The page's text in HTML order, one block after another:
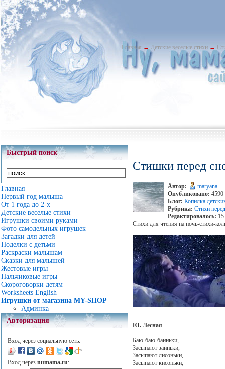
Главная → Детские веселые стихи →
Быстрый поиск
Главная
Первый год малыша
От 1 года до 2-х
Детские веселые стихи
Игрушки своими руками
Фото самодельных игрушек
Загадки для детей
Поделки с детьми
Раскраски малышам
Сказки для малышей
Жестовые игры
Пальчиковые игры
Скороговорки детям
Worksheets English
Игрушки от магазина MY-SHOP
Админка
Авторизация
Вход через социальную сеть:
Вход через numama.ru:
Стишки перед
Автор:
maryana
Опубликовано: 4590
Блог: Копилка
Рубрика: Стихи
Редактировалось:
Стихи для чтения на ночь-стихи-
Ю. Лесная
Баю-баю-баиньки,
Засыпают заиньки,
Засыпают лисоньки,
Засыпают кисоньки,